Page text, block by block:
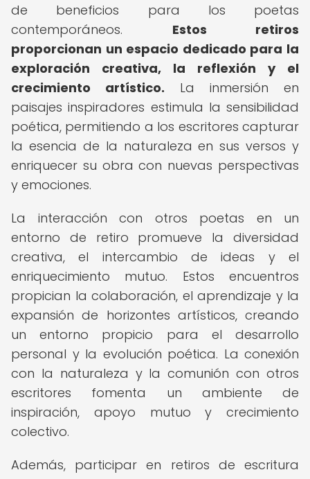
de beneficios para los poetas
contemporáneos. Estos retiros
proporcionan un espacio dedicado para la
exploración creativa, la reflexión y el
crecimiento artístico. La inmersión en
paisajes inspiradores estimula la sensibilidad
poética, permitiendo a los escritores capturar
la esencia de la naturaleza en sus versos y
enriquecer su obra con nuevas perspectivas
y emociones.
La interacción con otros poetas en un
entorno de retiro promueve la diversidad
creativa, el intercambio de ideas y el
enriquecimiento mutuo. Estos encuentros
propician la colaboración, el aprendizaje y la
expansión de horizontes artísticos, creando
un entorno propicio para el desarrollo
personal y la evolución poética. La conexión
con la naturaleza y la comunión con otros
escritores fomenta un ambiente de
inspiración, apoyo mutuo y crecimiento
colectivo.
Además, participar en retiros de escritura